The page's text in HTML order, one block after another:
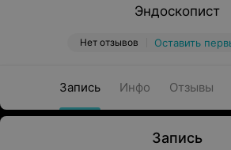
Эндоскопист
Нет отзывов Оставить
Запись Инфо Отзывы
Запись